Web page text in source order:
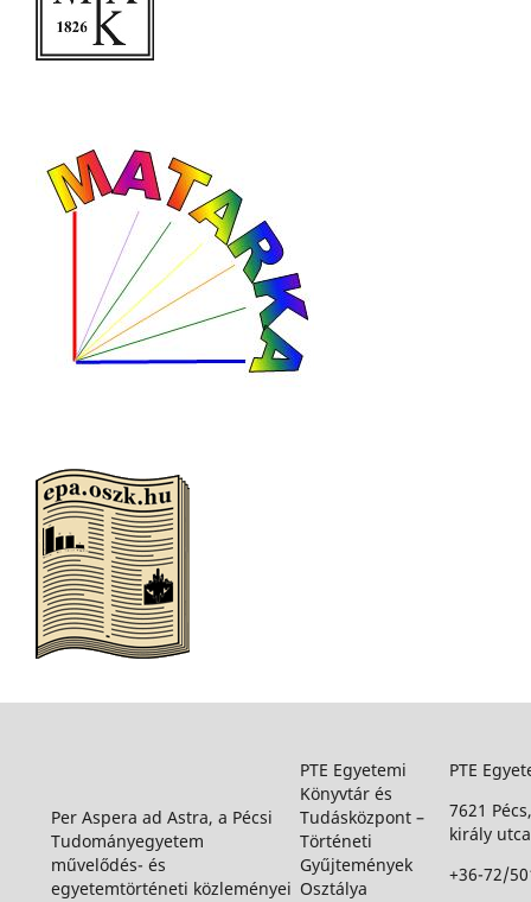
Per Aspera ad Astra, a Pécsi
Tudományegyetem
művelődés- és
egyetemtörténeti közleményei
PTE Egyetemi
Könyvtár és
Tudásközpont –
Történeti
Gyűjtemények
Osztálya
PTE
7621
király
+36-72/